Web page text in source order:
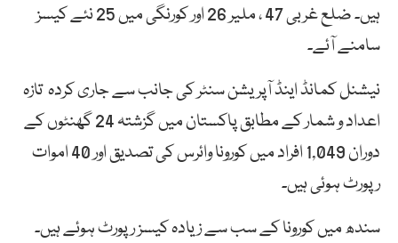
ہیں۔ ضلع غربی 47 ، ملیر 26 اور کورنگی میں 25 نئے کیسز
سامنے آئے۔
نیشنل کمانڈ اینڈ آپریشن سنٹر کی جانب سے جاری کردہ تازہ
اعداد و شمار کے مطابق پاکستان میں گزشتہ 24 گھنٹوں کے
دوران 1,049 افراد میں کورونا وائرس کی تصدیق اور 40 اموات
رپورٹ ہوئی ہیں۔
سندھ میں کورونا کے سب سے زیادہ کیسز رپورٹ ہوئے ہیں۔